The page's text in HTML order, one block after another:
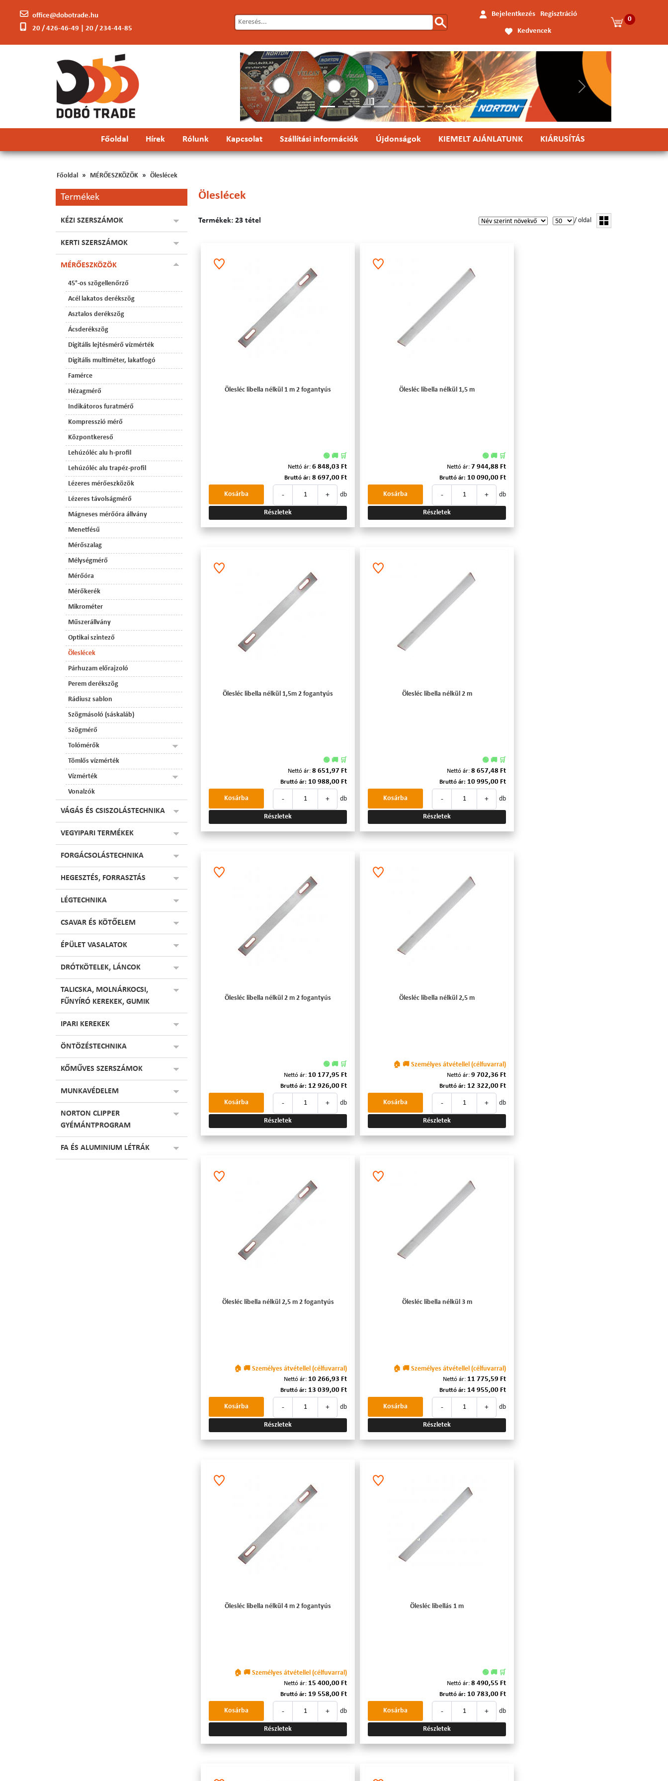
office@dobotrade.hu
20 / 426-46-49 | 20 / 234-44-85
Bejelentkezés Regisztráció
Kedvencek
0
Előző Következő
Főoldal Hírek Rólunk Kapcsolat Szállítási információk Újdonságok KIEMELT AJÁNLATUNK KIÁRUSÍTÁS
Főoldal MÉRŐESZKÖZÖK Öleslécek
Termékek
KÉZI SZERSZÁMOK
KERTI SZERSZÁMOK
MÉRŐESZKÖZÖK
45°-os szögellenőrző
Acél lakatos derékszög
Asztalos derékszög
Ácsderékszög
Digitális lejtésmérő vízmérték
Digitális multiméter, lakatfogó
Famérce
Hézagmérő
Indikátoros furatmérő
Kompresszió mérő
Központkereső
Lehúzóléc alu h-profil
Lehúzóléc alu trapéz-profil
Lézeres mérőeszközök
Lézeres távolságmérő
Mágneses mérőóra állvány
Menetfésű
Mérőszalag
Mélységmérő
Mérőóra
Mérőkerék
Mikrométer
Műszerállvány
Optikai szintező
Öleslécek
Párhuzam előrajzoló
Perem derékszög
Rádiusz sablon
Szögmásoló (sáskaláb)
Szögmérő
Tolómérők
Tömlős vízmérték
Vízmérték
Vonalzók
VÁGÁS ÉS CSISZOLÁSTECHNIKA
VEGYIPARI TERMÉKEK
FORGÁCSOLÁSTECHNIKA
HEGESZTÉS, FORRASZTÁS
LÉGTECHNIKA
CSAVAR ÉS KÖTŐELEM
ÉPÜLET VASALATOK
DRÓTKÖTELEK, LÁNCOK
TALICSKA, MOLNÁRKOCSI,
FŰNYÍRÓ KEREKEK, GUMIK
IPARI KEREKEK
ÖNTÖZÉSTECHNIKA
KŐMŰVES SZERSZÁMOK
MUNKAVÉDELEM
NORTON CLIPPER
GYÉMÁNTPROGRAM
FA ÉS ALUMINIUM LÉTRÁK
Öleslécek
Termékek: 23 tétel / oldal
Ölesléc libella nélkül 1 m 2 fogantyús
🟢 🚚 🛒
Nettó ár: 6 848,03 Ft
Bruttó ár: 8 697,00 Ft
- + db
Kosárba
Részletek
Ölesléc libella nélkül 1,5 m
🟢 🚚 🛒
Nettó ár: 7 944,88 Ft
Bruttó ár: 10 090,00 Ft
- + db
Kosárba
Részletek
Ölesléc libella nélkül 1,5m 2 fogantyús
🟢 🚚 🛒
Nettó ár: 8 651,97 Ft
Bruttó ár: 10 988,00 Ft
- + db
Kosárba
Részletek
Ölesléc libella nélkül 2 m
🟢 🚚 🛒
Nettó ár: 8 657,48 Ft
Bruttó ár: 10 995,00 Ft
- + db
Kosárba
Részletek
Ölesléc libella nélkül 2 m 2 fogantyús
🟢 🚚 🛒
Nettó ár: 10 177,95 Ft
Bruttó ár: 12 926,00 Ft
- + db
Kosárba
Részletek
Ölesléc libella nélkül 2,5 m
🏠 🚚 Személyes átvétellel (célfuvarral)
Nettó ár: 9 702,36 Ft
Bruttó ár: 12 322,00 Ft
- + db
Kosárba
Részletek
Ölesléc libella nélkül 2,5 m 2 fogantyús
🏠 🚚 Személyes átvétellel (célfuvarral)
Nettó ár: 10 266,93 Ft
Bruttó ár: 13 039,00 Ft
- + db
Kosárba
Részletek
Ölesléc libella nélkül 3 m
🏠 🚚 Személyes átvétellel (célfuvarral)
Nettó ár: 11 775,59 Ft
Bruttó ár: 14 955,00 Ft
- + db
Kosárba
Részletek
Ölesléc libella nélkül 4 m 2 fogantyús
🏠 🚚 Személyes átvétellel (célfuvarral)
Nettó ár: 15 400,00 Ft
Bruttó ár: 19 558,00 Ft
- + db
Kosárba
Részletek
Ölesléc libellás 1 m
🟢 🚚 🛒
Nettó ár: 8 490,55 Ft
Bruttó ár: 10 783,00 Ft
- + db
Kosárba
Részletek